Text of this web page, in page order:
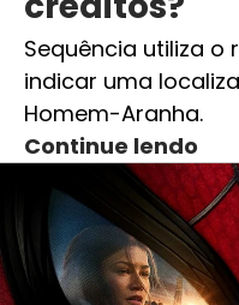
Sequência utiliza o
indicar uma
Homem-Aranha.
Continue lendo